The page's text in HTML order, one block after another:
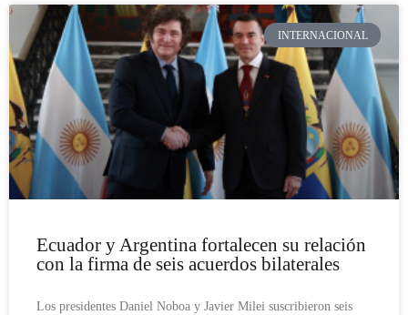
INTERNACIONAL
Ecuador y Argentina fortalecen su relación
con la firma de seis acuerdos bilaterales
Los presidentes Daniel Noboa y Javier Milei suscribieron seis